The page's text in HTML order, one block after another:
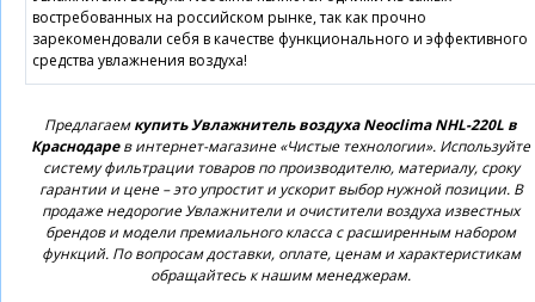
востребованных на российском рынке, так как прочно
зарекомендовали себя в качестве функционального и эффективного
средства увлажнения воздуха!
Предлагаемкупить Увлажнитель воздуха Neoclima NHL-220L в
Краснодарев интернет-магазине «Чистые технологии». Используйте
систему фильтрации товаров по производителю, материалу, сроку
гарантии и цене – это упростит и ускорит выбор нужной позиции. В
продаже недорогие Увлажнители и очистители воздуха известных
брендов и модели премиального класса с расширенным набором
функций. По вопросам доставки, оплате, ценам и характеристикам
обращайтесь к нашим менеджерам.